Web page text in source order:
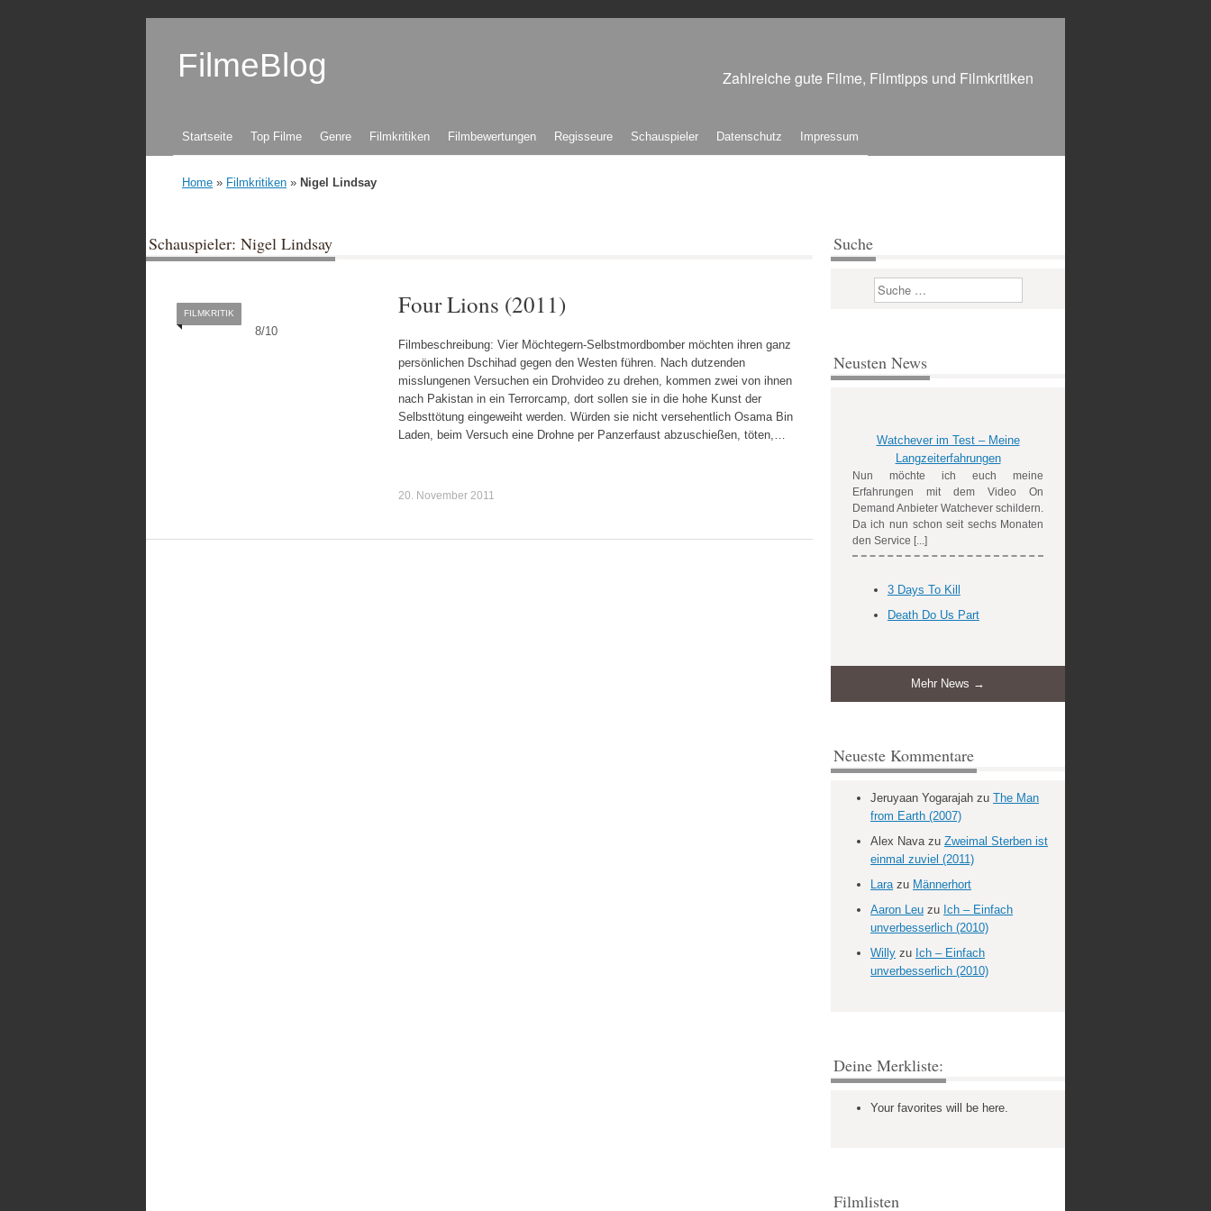
FilmeBlog Zahlreiche gute Filme, Filmtipps und Filmkritiken
Zum Inhalt springen
Startseite Top Filme Genre Filmkritiken Filmbewertungen Regisseure Schauspieler Datenschutz Impressum
Home » Filmkritiken » Nigel Lindsay
Schauspieler: Nigel Lindsay
8/10
FILMKRITIK Four Lions (2011)
Filmbeschreibung: Vier Möchtegern-Selbstmordbomber möchten ihren ganz
persönlichen Dschihad gegen den Westen führen. Nach dutzenden
misslungenen Versuchen ein Drohvideo zu drehen, kommen zwei von ihnen
nach Pakistan in ein Terrorcamp, dort sollen sie in die hohe Kunst der
Selbsttötung eingeweiht werden. Würden sie nicht versehentlich Osama Bin
Laden, beim Versuch eine Drohne per Panzerfaust abzuschießen, töten,…
20. November 2011
Suche
Suchen
Neusten News
Watchever im Test – Meine
Langzeiterfahrungen
Nun möchte ich euch meine
Erfahrungen mit dem Video On
Demand Anbieter Watchever schildern.
Da ich nun schon seit sechs Monaten
den Service [...]
3 Days To Kill
Death Do Us Part
Mehr News →
Neueste Kommentare
Jeruyaan Yogarajah zu The Man
from Earth (2007)
Alex Navazu Zweimal Sterben ist
einmal zuviel (2011)
Larazu Männerhort
Aaron Leu zu Ich – Einfach
unverbesserlich (2010)
Willy zu Ich – Einfach
unverbesserlich (2010)
Deine Merkliste:
Your favorites will be here.
Filmlisten